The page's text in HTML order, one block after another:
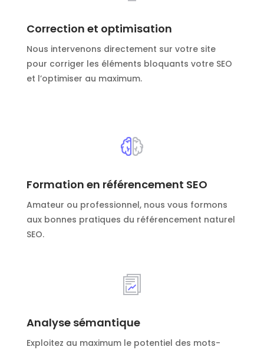
Correction et optimisation
Nous intervenons directement sur votre site
pour corriger les éléments bloquants votre SEO
et l’optimiser au maximum.
Formation en référencement SEO
Amateur ou professionnel, nous vous formons
aux bonnes pratiques du référencement naturel
SEO.
Analyse sémantique
Exploitez au maximum le potentiel des mots-